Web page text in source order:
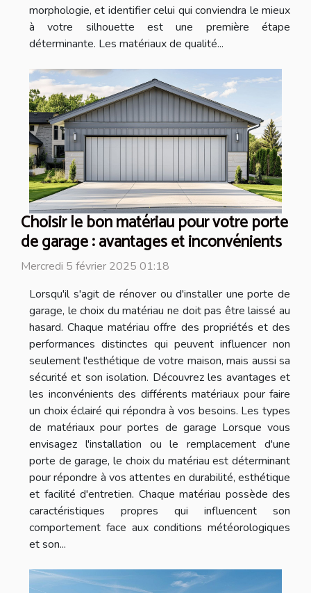
morphologie, et identifier celui qui conviendra le mieux
à votre silhouette est une première étape
déterminante. Les matériaux de qualité...
Choisir le bon matériau pour votre porte
de garage : avantages et inconvénients
Mercredi 5 février 2025 01:18
Lorsqu'il s'agit de rénover ou d'installer une porte de
garage, le choix du matériau ne doit pas être laissé au
hasard. Chaque matériau offre des propriétés et des
performances distinctes qui peuvent influencer non
seulement l'esthétique de votre maison, mais aussi sa
sécurité et son isolation. Découvrez les avantages et
les inconvénients des différents matériaux pour faire
un choix éclairé qui répondra à vos besoins. Les types
de matériaux pour portes de garage Lorsque vous
envisagez l'installation ou le remplacement d'une
porte de garage, le choix du matériau est déterminant
pour répondre à vos attentes en durabilité, esthétique
et facilité d'entretien. Chaque matériau possède des
caractéristiques propres qui influencent son
comportement face aux conditions météorologiques
et son...